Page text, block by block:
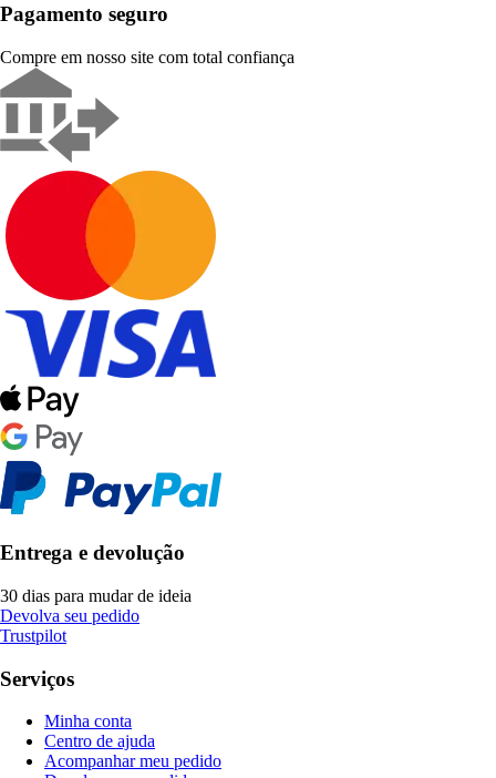
Pagamento seguro
Compre em nosso site com total confiança
Entrega e devolução
30 dias para mudar de ideia
Devolva seu pedido
Trustpilot
Serviços
Minha conta
Centro de ajuda
Acompanhar meu pedido